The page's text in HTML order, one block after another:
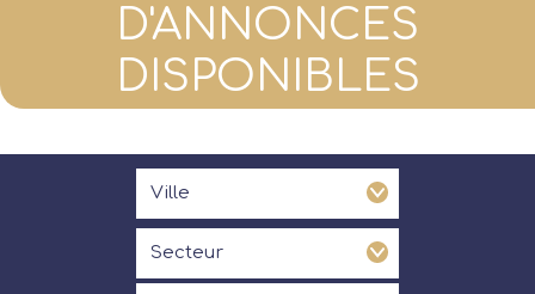
D'ANNONCES
DISPONIBLES
Ville
Ville
Secteur
Secteur